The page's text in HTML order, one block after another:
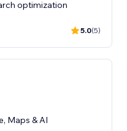
optimization
5.0(5)
Maps & AI